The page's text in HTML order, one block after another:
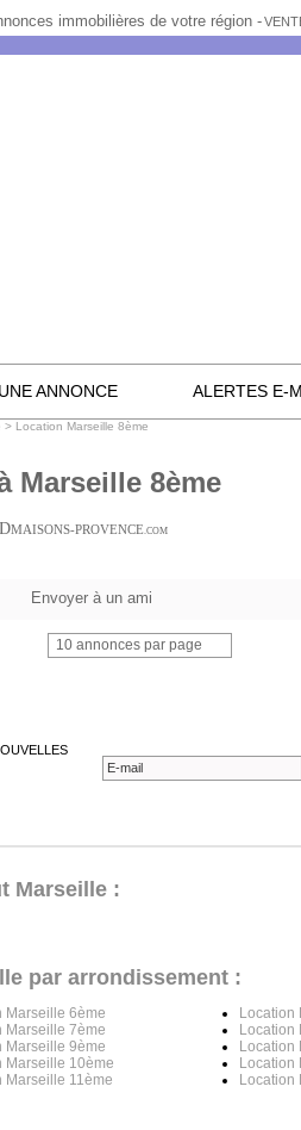
immobilières de votre région -
ANNONCE ALERTES E-
> Location Marseille 8ème
Marseille 8ème
DMAISONS-PROVENCE.COM
Envoyer à un ami
10 annonces par page
Marseille :
par arrondissement :
Marseille 6ème
Marseille 7ème
Marseille 9ème
Marseille 10ème
Marseille 11ème
Location
Location
Location
Location
Location